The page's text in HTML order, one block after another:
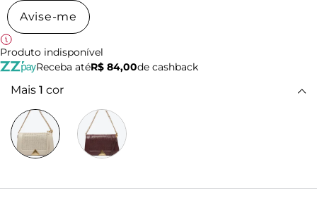
Avise-me
Produto indisponível
Receba atéR$ 84,00de cashback
Mais 1 cor